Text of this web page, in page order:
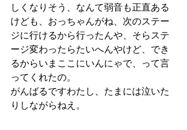
しくなりそう、なんて弱音も正直ある
けども、おっちゃんがね、次のステー
ジに行けるから行ったんや、そらステ
ージ変わったらたいへんやけど、でき
るからいまここにいんにゃで、って言
ってくれたの。
がんばるですわたし、たまには泣いた
りしながらねえ。